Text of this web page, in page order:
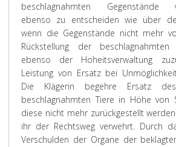
beschlagnahmten Gegenstände
ebenso zu entscheiden wie über
wenn die Gegenstände nicht mehr
Rückstellung der
ebenso der Hoheitsverwaltung
Leistung von Ersatz bei
Die Klägerin begehre Ersatz
beschlagnahmten Tiere in Höhe von
diese nicht mehr zurückgestellt
ihr der Rechtsweg verwehrt. Durch
Verschulden der Organe der